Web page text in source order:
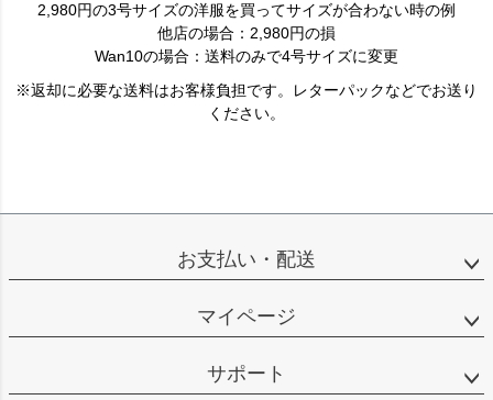
2,980円の3号サイズの洋服を買ってサイズが合わない時の例
他店の場合：2,980円の損
Wan10の場合：送料のみで4号サイズに変更
※返却に必要な送料はお客様負担です。レターパックなどでお送り
ください。
お支払い・配送
マイページ
サポート